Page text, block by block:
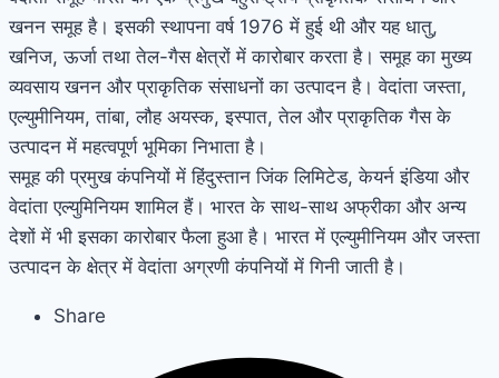
खनन समूह है। इसकी स्थापना वर्ष 1976 में हुई थी और यह धातु,
खनिज, ऊर्जा तथा तेल-गैस क्षेत्रों में कारोबार करता है। समूह का मुख्य
व्यवसाय खनन और प्राकृतिक संसाधनों का उत्पादन है। वेदांता जस्ता,
एल्युमीनियम, तांबा, लौह अयस्क, इस्पात, तेल और प्राकृतिक गैस के
उत्पादन में महत्वपूर्ण भूमिका निभाता है।
समूह की प्रमुख कंपनियों में हिंदुस्तान जिंक लिमिटेड, केयर्न इंडिया और
वेदांता एल्युमिनियम शामिल हैं। भारत के साथ-साथ अफ्रीका और अन्य
देशों में भी इसका कारोबार फैला हुआ है। भारत में एल्युमीनियम और जस्ता
उत्पादन के क्षेत्र में वेदांता अग्रणी कंपनियों में गिनी जाती है।
Share